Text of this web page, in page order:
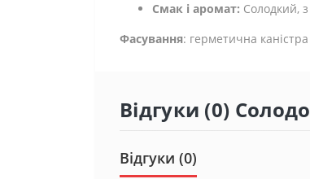
Смак і аромат: Солодкий,
Фасування: герметична
Відгуки (0)
Відгуки (0)